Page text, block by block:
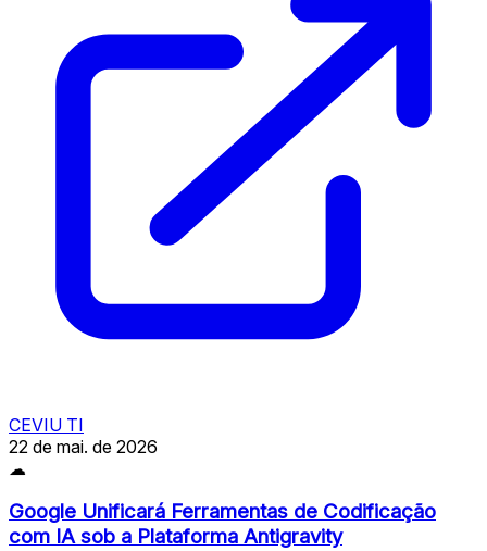
CEVIU TI
22 de mai. de 2026
☁
Google Unificará Ferramentas de Codificação
com IA sob a Plataforma Antigravity